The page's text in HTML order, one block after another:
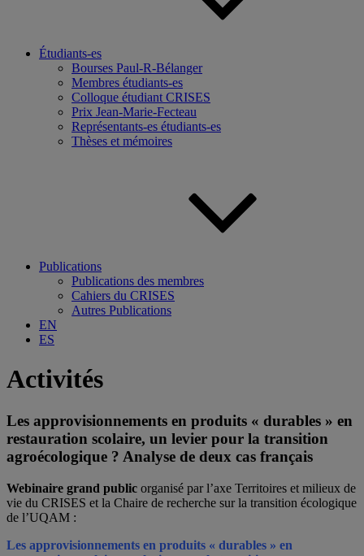
Étudiants-es
Bourses Paul-R-Bélanger
Membres étudiants-es
Colloque étudiant CRISES
Prix Jean-Marie-Fecteau
Représentants-es étudiants-es
Thèses et mémoires
Publications
Publications des membres
Cahiers du CRISES
Autres Publications
EN
ES
Activités
Les approvisionnements en produits « durables » en
restauration scolaire, un levier pour la transition
agroécologique ? Analyse de deux cas français
Webinaire grand public organisé par l’axe Territoires et milieux de
vie du CRISES et la Chaire de recherche sur la transition écologique
de l’UQAM :
Les approvisionnements en produits « durables » en